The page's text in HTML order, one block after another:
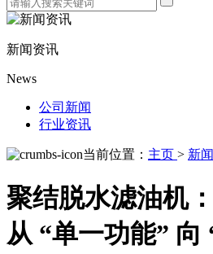
新闻资讯
News
公司新闻
行业资讯
当前位置： 主页 > 新
聚结脱水滤油机
从 “单一功能” 向